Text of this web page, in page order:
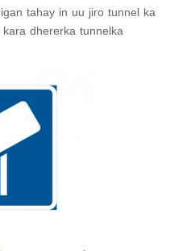
tahay in uu jiro tunnel ka
dhererka tunnelka